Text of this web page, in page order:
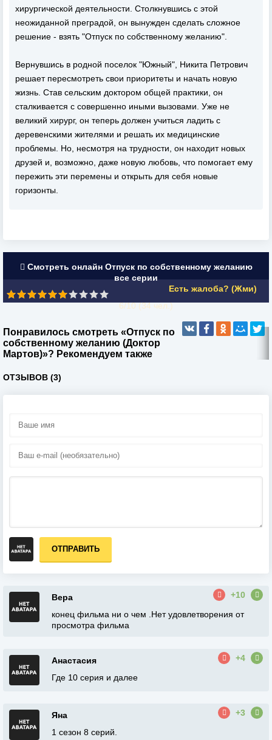
хирургической деятельности. Столкнувшись с этой
неожиданной преградой, он вынужден сделать сложное
решение - взять "Отпуск по собственному желанию".
Вернувшись в родной поселок "Южный", Никита Петрович
решает пересмотреть свои приоритеты и начать новую
жизнь. Став сельским доктором общей практики, он
сталкивается с совершенно иными вызовами. Уже не
великий хирург, он теперь должен учиться ладить с
деревенскими жителями и решать их медицинские
проблемы. Но, несмотря на трудности, он находит новых
друзей и, возможно, даже новую любовь, что помогает ему
пережить эти перемены и открыть для себя новые
горизонты.
Смотреть онлайн Отпуск по собственному желанию
все серии
Есть жалоба? (Жми)
6/10 (34чел.)
Понравилось смотреть «Отпуск по
собственному желанию (Доктор
Мартов)»? Рекомендуем также
ОТЗЫВОВ (3)
ОТПРАВИТЬ
Вера
+10
конец фильма ни о чем .Нет удовлетворения от
просмотра фильма
Анастасия
+4
Где 10 серия и далее
Яна
+3
1 сезон 8 серий.